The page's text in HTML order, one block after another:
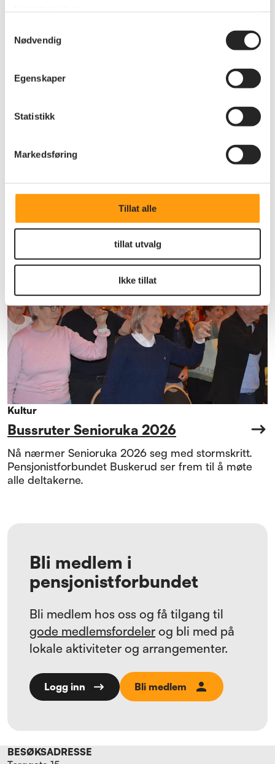
Nødvendig
Egenskaper
Statistikk
Markedsføring
Tillat alle
tillat utvalg
Ikke tillat
Bli medlem - vinn opphold på
Sammen står vi sterkere - bli en del av
pensjonistenes egen organisasjon som jobber for
fellesskap, aktivitet og dine rettigheter.
Kultur
Bussruter Senioruka 2026
Nå nærmer Senioruka 2026 seg med stormskritt.
Pensjonistforbundet Buskerud ser frem til å møte
alle deltakerne.
Bli medlem i
pensjonistforbundet
Bli medlem hos oss og få tilgang til
gode medlemsfordeler og bli med på
lokale aktiviteter og arrangementer.
Logg inn Bli medlem
BESØKSADRESSE